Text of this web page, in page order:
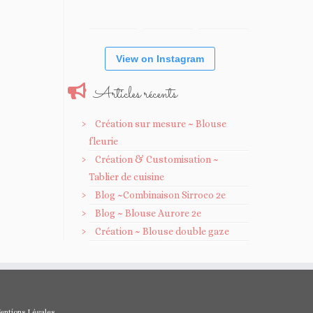
View on Instagram
Articles récents
Création sur mesure ~ Blouse
fleurie
Création & Customisation ~
Tablier de cuisine
Blog ~Combinaison Sirroco 2e
Blog ~ Blouse Aurore 2e
Création ~ Blouse double gaze